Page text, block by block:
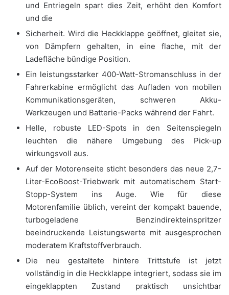
und Entriegeln spart dies Zeit, erhöht den Komfort
und die
Sicherheit. Wird die Heckklappe geöffnet, gleitet sie,
von Dämpfern gehalten, in eine flache, mit der
Ladefläche bündige Position.
Ein leistungsstarker 400-Watt-Stromanschluss in der
Fahrerkabine ermöglicht das Aufladen von mobilen
Kommunikationsgeräten, schweren Akku-
Werkzeugen und Batterie-Packs während der Fahrt.
Helle, robuste LED-Spots in den Seitenspiegeln
leuchten die nähere Umgebung des Pick-up
wirkungsvoll aus.
Auf der Motorenseite sticht besonders das neue 2,7-
Liter-EcoBoost-Triebwerk mit automatischem Start-
Stopp-System ins Auge. Wie für diese
Motorenfamilie üblich, vereint der kompakt bauende,
turbogeladene Benzindirekteinspritzer
beeindruckende Leistungswerte mit ausgesprochen
moderatem Kraftstoffverbrauch.
Die neu gestaltete hintere Trittstufe ist jetzt
vollständig in die Heckklappe integriert, sodass sie im
eingeklappten Zustand praktisch unsichtbar